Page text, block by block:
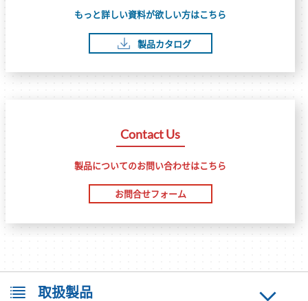
もっと詳しい資料が欲しい方はこちら
製品カタログ
Contact Us
製品についてのお問い合わせはこちら
お問合せフォーム
取扱製品